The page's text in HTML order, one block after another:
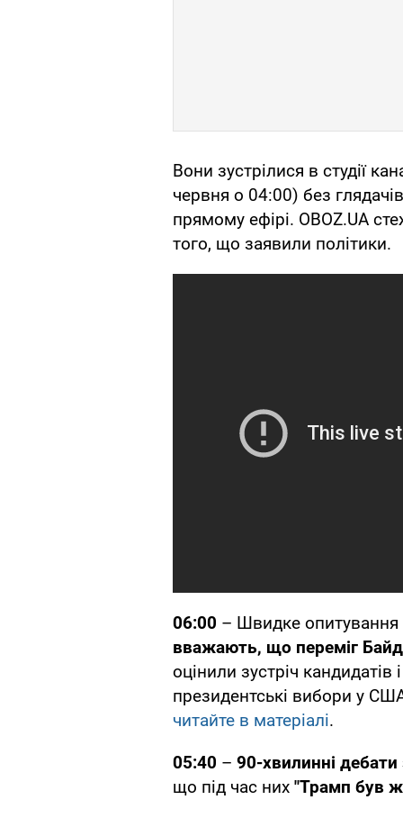
Вони зустрілися в студії
червня о 04:00) без
прямому ефірі. OBOZ.UA
того, що заявили політики.
06:00 – Швидке опитування
вважають, що переміг
оцінили зустріч
президентські вибори у
читайте в матеріалі.
05:40 – 90-хвилинні дебати
що під час них "Трамп був